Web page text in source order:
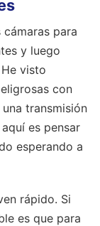
para
y luego
visto
con
transmisión
es pensar
esperando a
rápido. Si
es que para